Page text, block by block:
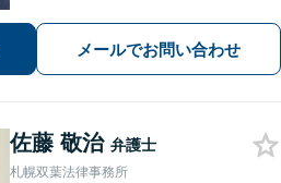
に強い【相続】分割協議や調停の実績
メールでお問い合わせ
佐藤 敬治 弁護士
札幌双葉法律事務所